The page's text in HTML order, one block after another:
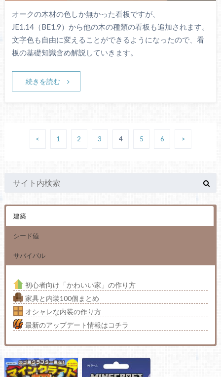
オークの木材の色しか無かった看板ですが、
JE1.14（BE1.9）から他の木の種類の看板も追加されます。
文字色も自由に変えることができるようになったので、看
板の基礎知識含め解説していきます。
続きを読む
< 1 2 3 4 5 6 >
建築
シード値
サバイバル
初心者向け「かわいい家」の作り方
家具と内装100個まとめ
オシャレな内装の作り方
最新のアップデート情報はコチラ